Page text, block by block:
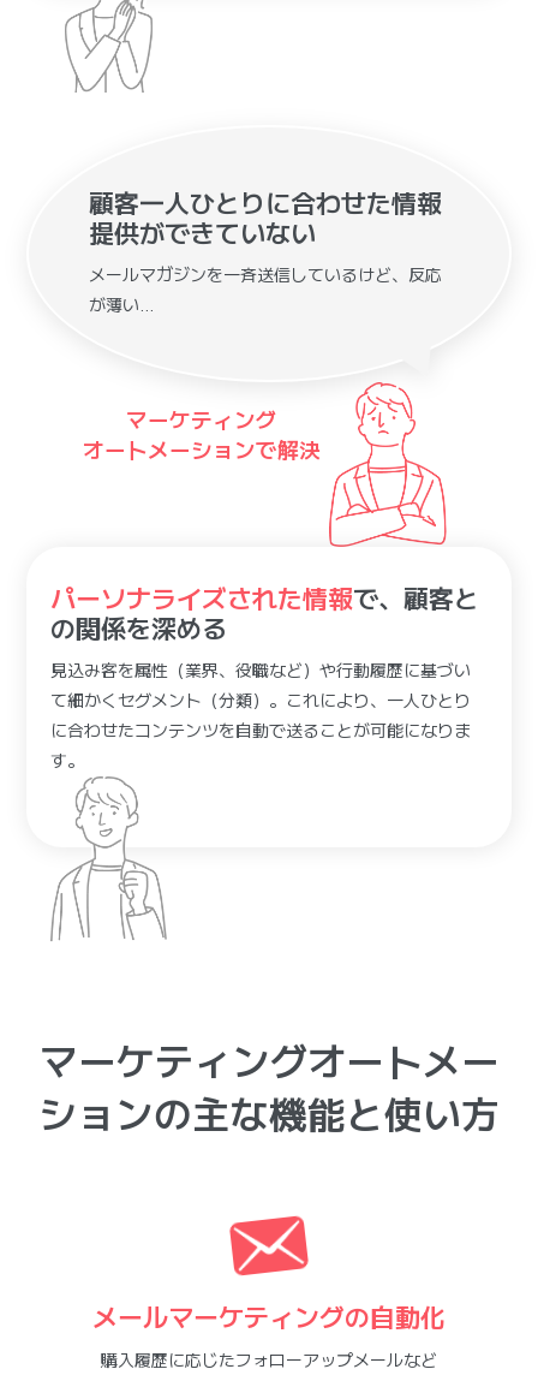
顧客一人ひとりに合わせた情報
提供ができていない
メールマガジンを一斉送信しているけど、反応
が薄い…
マーケティング
オートメーションで解決
パーソナライズされた情報で、顧客と
の関係を深める
見込み客を属性（業界、役職など）や行動履歴に基づい
て細かくセグメント（分類）。これにより、一人ひとり
に合わせたコンテンツを自動で送ることが可能になりま
す。
マーケティングオートメー
ションの主な機能と使い方
メールマーケティングの自動化
購入履歴に応じたフォローアップメールなど